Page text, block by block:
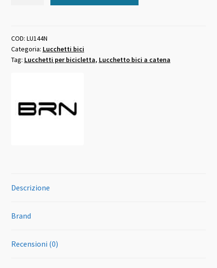
catena
black
mamba
COD: LU144N
Categoria: Lucchetti bici
Tag: Lucchetti per bicicletta, Lucchetto bici a catena
Descrizione
Brand
Recensioni (0)